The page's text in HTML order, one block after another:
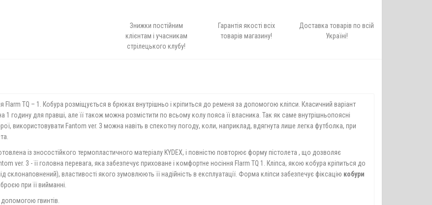
Знижки постійним
клієнтам і учасникам
стрілецького клубу!
Гарантія якості всіх
товарів магазину!
Доставка товарів по всій
Україні!
Flarm TQ – 1. Кобура розміщується в брюках внутрішньо і кріпиться до ременя за допомогою кліпси. Класичний варіант
1 годину для правші, але її також можна розмістити по всьому колу пояса її власника. Так як саме внутрішньопоясні
використовувати Fantom ver. 3 можна навіть в спекотну погоду, коли, наприклад, вдягнута лише легка футболка, при
​​із зносостійкого термопластичного матеріалу KYDEX, і повністю повторює форму пістолета , що дозволяє
ver. 3 - її головна перевага, яка забезпечує приховане і комфортне носіння Flarm TQ 1. Кліпса, якою кобура кріпиться до
склонаповнений), властивості якого зумовлюють її надійність в експлуатації. Форма кліпси забезпечує фіксацію кобури
при її вийманні.
гвинтів.